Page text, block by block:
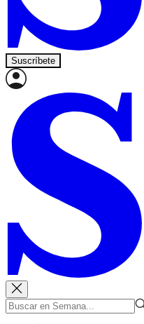
Suscríbete